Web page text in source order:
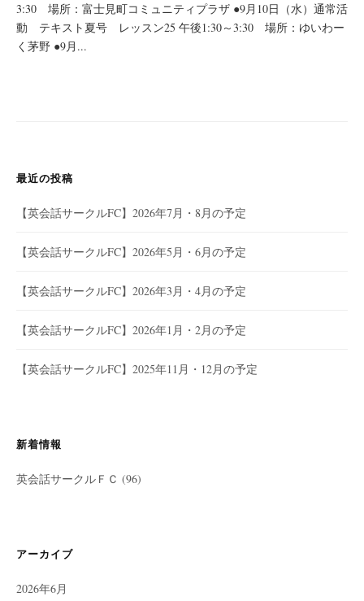
3:30 場所：富士見町コミュニティプラザ ●9月10日（水）通常活
動 テキスト夏号 レッスン25 午後1:30～3:30 場所：ゆいわー
く茅野 ●9月...
最近の投稿
【英会話サークルFC】2026年7月・8月の予定
【英会話サークルFC】2026年5月・6月の予定
【英会話サークルFC】2026年3月・4月の予定
【英会話サークルFC】2026年1月・2月の予定
【英会話サークルFC】2025年11月・12月の予定
新着情報
英会話サークルＦＣ (96)
アーカイブ
2026年6月